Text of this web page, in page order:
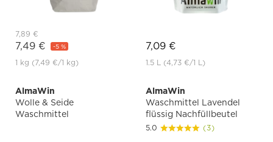
7,89 €
7,49 € -5 %
1 kg (7,49 €/1 kg)
7,09 €
1.5 L (4,73 €/1 L)
AlmaWin
Wolle & Seide
Waschmittel
AlmaWin
Waschmittel Lavendel
flüssig Nachfüllbeutel
5.0 (3)